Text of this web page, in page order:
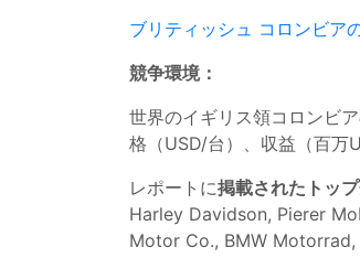
ブリティッシュ コロンビア
競争環境：
世界のイギリス領コロンビ
格（USD/台）、収益（百万
レポートに掲載されたトップ
Harley Davidson, Pierer
Motor Co., BMW